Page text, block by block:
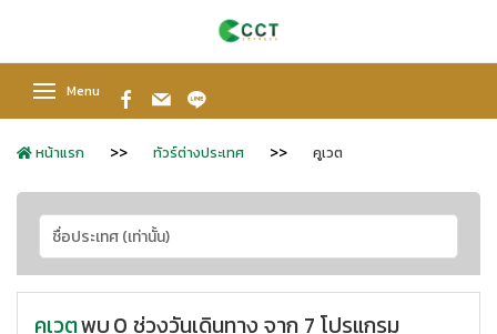
Menu
หน้าแรก ทัวร์ต่างประเทศ คูเวต
คูเวตพบ0 ช่วงวันเดินทาง จาก 7 โปรแกรม